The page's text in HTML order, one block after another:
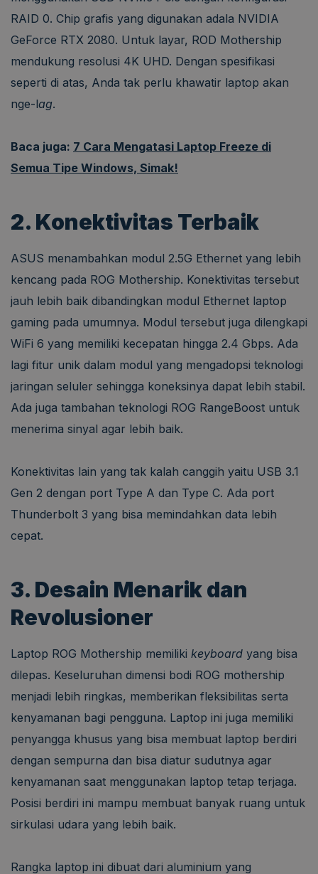
RAID 0. Chip grafis yang digunakan adala NVIDIA
GeForce RTX 2080. Untuk layar, ROD Mothership
mendukung resolusi 4K UHD. Dengan spesifikasi
seperti di atas, Anda tak perlu khawatir laptop akan
nge-lag.
Baca juga: 7 Cara Mengatasi Laptop Freeze di
Semua Tipe Windows, Simak!
2. Konektivitas Terbaik
ASUS menambahkan modul 2.5G Ethernet yang lebih
kencang pada ROG Mothership. Konektivitas tersebut
jauh lebih baik dibandingkan modul Ethernet laptop
gaming pada umumnya. Modul tersebut juga dilengkapi
WiFi 6 yang memiliki kecepatan hingga 2.4 Gbps. Ada
lagi fitur unik dalam modul yang mengadopsi teknologi
jaringan seluler sehingga koneksinya dapat lebih stabil.
Ada juga tambahan teknologi ROG RangeBoost untuk
menerima sinyal agar lebih baik.
Konektivitas lain yang tak kalah canggih yaitu USB 3.1
Gen 2 dengan port Type A dan Type C. Ada port
Thunderbolt 3 yang bisa memindahkan data lebih
cepat.
3. Desain Menarik dan
Revolusioner
Laptop ROG Mothership memiliki keyboard yang bisa
dilepas. Keseluruhan dimensi bodi ROG mothership
menjadi lebih ringkas, memberikan fleksibilitas serta
kenyamanan bagi pengguna. Laptop ini juga memiliki
penyangga khusus yang bisa membuat laptop berdiri
dengan sempurna dan bisa diatur sudutnya agar
kenyamanan saat menggunakan laptop tetap terjaga.
Posisi berdiri ini mampu membuat banyak ruang untuk
sirkulasi udara yang lebih baik.
Rangka laptop ini dibuat dari aluminium yang